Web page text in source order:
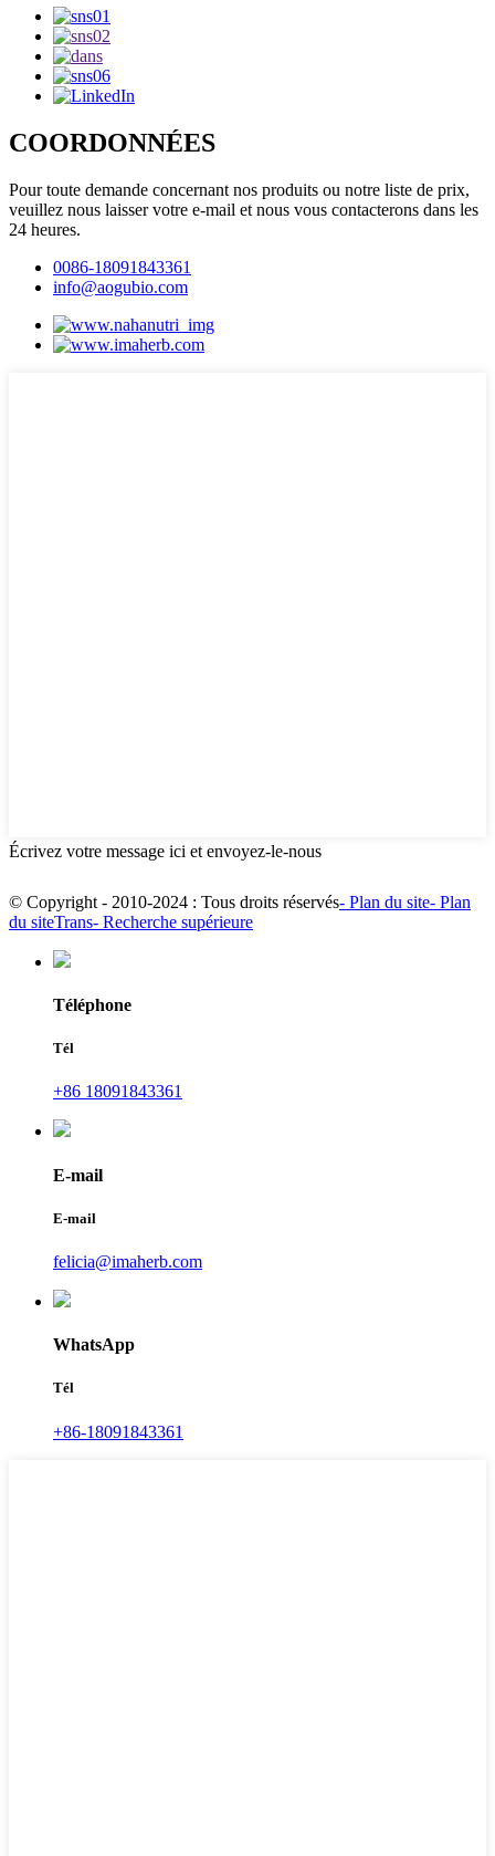
COORDONNÉES
Pour toute demande concernant nos produits ou notre liste de prix,
veuillez nous laisser votre e-mail et nous vous contacterons dans les
24 heures.
0086-18091843361
info@aogubio.com
Écrivez votre message ici et envoyez-le-nous
© Copyright - 2010-2024 : Tous droits réservés- Plan du site- Plan
du siteTrans- Recherche supérieure
Téléphone
Tél
+86 18091843361
E-mail
E-mail
felicia@imaherb.com
WhatsApp
Tél
+86-18091843361